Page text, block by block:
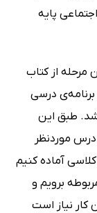
پایه
مرحله از کتاب
درسی
طبق این
درس موردنظر
آماده کنیم
برویم و
کار نیاز است